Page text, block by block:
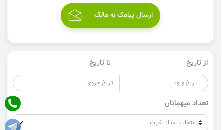
ارسال پیامک به مالک
از تاریخ تا تاریخ
تعداد میهمانان